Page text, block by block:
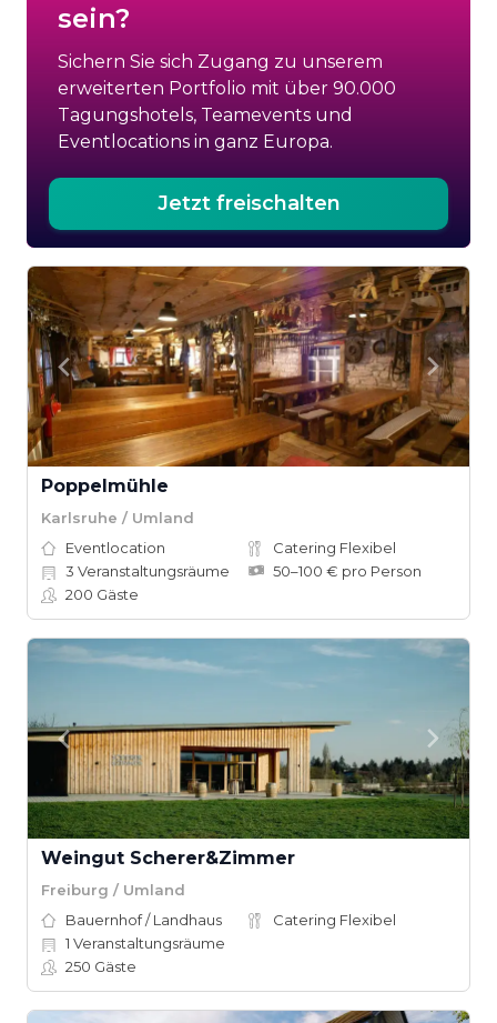
sein?
Sichern Sie sich Zugang zu unserem
erweiterten Portfolio mit über 90.000
Tagungshotels, Teamevents und
Eventlocations in ganz Europa.
Jetzt freischalten
Poppelmühle
Karlsruhe / Umland
Eventlocation
Catering Flexibel
3 Veranstaltungsräume
50–100 € pro Person
200 Gäste
Weingut Scherer&Zimmer
Freiburg / Umland
Bauernhof / Landhaus
Catering Flexibel
1 Veranstaltungsräume
250 Gäste